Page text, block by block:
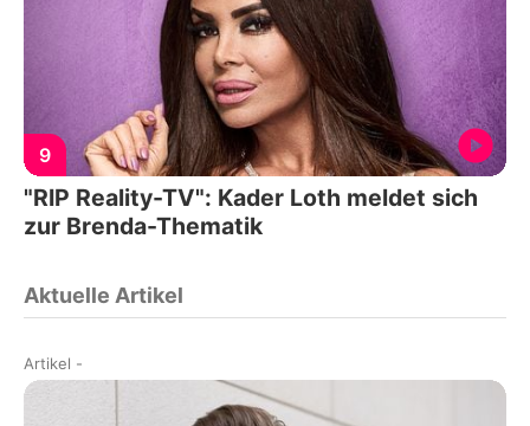
9
"RIP Reality-TV": Kader Loth meldet sich
zur Brenda-Thematik
Aktuelle Artikel
Artikel -